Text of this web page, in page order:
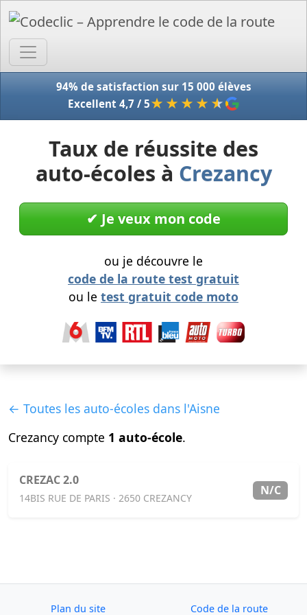
94% de satisfaction sur 15 000 élèves
Excellent 4,7 / 5★★★★ ★
Taux de réussite des
auto-écoles à Crezancy
✔︎ Je veux mon code
ou je découvre le
code de la route test gratuit
ou le test gratuit code moto
← Toutes les auto-écoles dans l'Aisne
Crezancy compte 1 auto-école.
CREZAC 2.0
14BIS RUE DE PARIS · 2650 CREZANCY
N/C
Plan du site Code de la route